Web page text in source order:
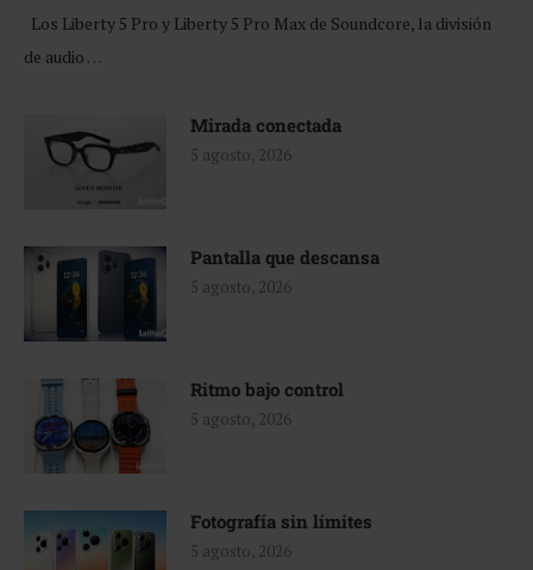
Los Liberty 5 Pro y Liberty 5 Pro Max de Soundcore, la división
de audio …
Mirada conectada
5 agosto, 2026
Pantalla que descansa
5 agosto, 2026
Ritmo bajo control
5 agosto, 2026
Fotografía sin límites
5 agosto, 2026